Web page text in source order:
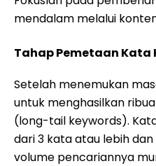
mendalam melalui
Tahap Pemetaan Kata
Setelah menemukan
untuk menghasilkan
(long-tail keywords).
dari 3 kata atau lebih
volume pencariannya